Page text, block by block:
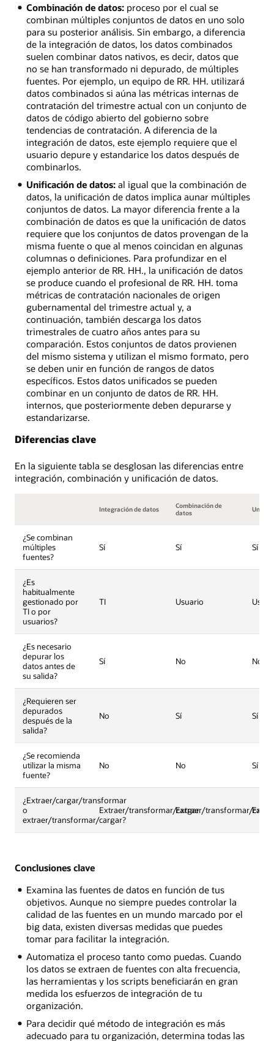
Combinación de datos:proceso por el cual se
combinan múltiples conjuntos de datos en uno solo
para su posterior análisis. Sin embargo, a diferencia
de la integración de datos, los datos combinados
suelen combinar datos nativos, es decir, datos que
no se han transformado ni depurado, de múltiples
fuentes. Por ejemplo, un equipo de RR. HH. utilizará
datos combinados si aúna las métricas internas de
contratación del trimestre actual con un conjunto de
datos de código abierto del gobierno sobre
tendencias de contratación. A diferencia de la
integración de datos, este ejemplo requiere que el
usuario depure y estandarice los datos después de
combinarlos.
Unificación de datos:al igual que la combinación de
datos, la unificación de datos implica aunar múltiples
conjuntos de datos. La mayor diferencia frente a la
combinación de datos es que la unificación de datos
requiere que los conjuntos de datos provengan de la
misma fuente o que al menos coincidan en algunas
columnas o definiciones. Para profundizar en el
ejemplo anterior de RR. HH., la unificación de datos
se produce cuando el profesional de RR. HH. toma
métricas de contratación nacionales de origen
gubernamental del trimestre actual y, a
continuación, también descarga los datos
trimestrales de cuatro años antes para su
comparación. Estos conjuntos de datos provienen
del mismo sistema y utilizan el mismo formato, pero
se deben unir en función de rangos de datos
específicos. Estos datos unificados se pueden
combinar en un conjunto de datos de RR. HH.
internos, que posteriormente deben depurarse y
estandarizarse.
Diferencias clave
En la siguiente tabla se desglosan las diferencias entre
integración, combinación y unificación de datos.
Integración de datos
Combinación de
datos
¿Se combinan
múltiples
fuentes?
Sí Sí Sí
¿Es
habitualmente
gestionado por
TI o por
usuarios?
TI Usuario
¿Es necesario
depurar los
datos antes de
su salida?
Sí No No
¿Requieren ser
depurados
después de la
salida?
No Sí Sí
¿Se recomienda
utilizar la misma
fuente?
No No Sí
¿Extraer/cargar/transformar
o
extraer/transformar/cargar?
Extraer/transformar/cargarExtraer/transformar/
Conclusiones clave
Examina las fuentes de datos en función de tus
objetivos. Aunque no siempre puedes controlar la
calidad de las fuentes en un mundo marcado por el
big data, existen diversas medidas que puedes
tomar para facilitar la integración.
Automatiza el proceso tanto como puedas. Cuando
los datos se extraen de fuentes con alta frecuencia,
las herramientas y los scripts beneficiarán en gran
medida los esfuerzos de integración de tu
organización.
Para decidir qué método de integración es más
adecuado para tu organización, determina todas las